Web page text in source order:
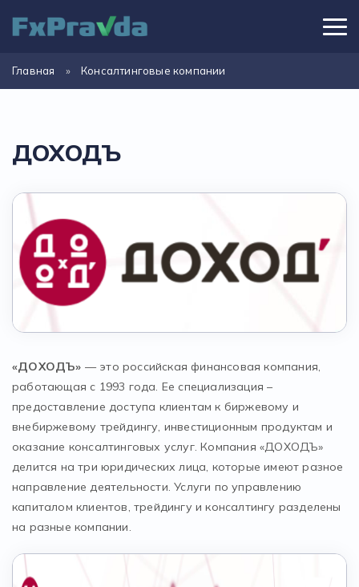
Главная » Консалтинговые компании
ДОХОДЪ
«ДОХОДЪ» — это российская финансовая компания,
работающая с 1993 года. Ее специализация –
предоставление доступа клиентам к биржевому и
внебиржевому трейдингу, инвестиционным продуктам и
оказание консалтинговых услуг. Компания «ДОХОДЪ»
делится на три юридических лица, которые имеют разное
направление деятельности. Услуги по управлению
капиталом клиентов, трейдингу и консалтингу разделены
на разные компании.